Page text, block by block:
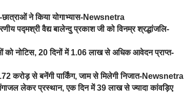
छात्राओं ने किया योगाभ्यास-Newsnetra
पद्मश्री वैद्य बालेन्दु प्रकाश जी को विनम्र श्रद्धांजलि-
नोटिस, 20 दिनों में 1.06 लाख से अधिक आवेदन प्राप्त-
करोड़ से बनेंगी पार्किंग, जाम से मिलेगी निजात-Newsnetra
लेकर प्रस्थान, एक दिन में 39 लाख से ज्यादा कांवड़िए